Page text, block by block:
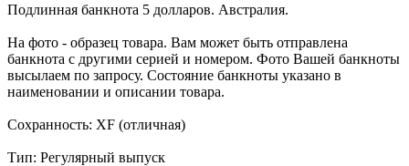
Подлинная банкнота 5 долларов. Австралия.
На фото - образец товара. Вам может быть отправлена
банкнота с другими серией и номером. Фото Вашей банкноты
высылаем по запросу. Состояние банкноты указано в
наименовании и описании товара.
Сохранность: XF (отличная)
Тип: Регулярный выпуск